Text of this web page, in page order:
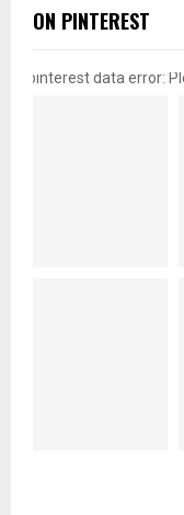
ON PINTEREST
pinterest data error: